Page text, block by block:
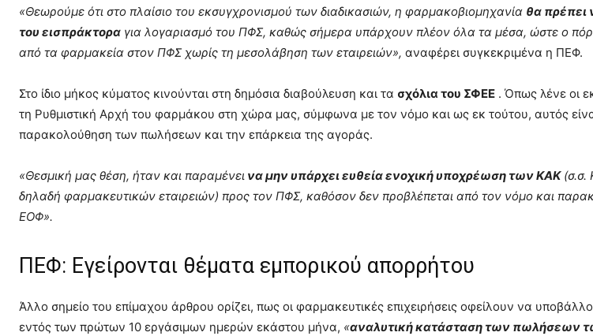
«Θεωρούμε ότι στο πλαίσιο του εκσυγχρονισμού των διαδικασιών, η φαρμακοβιομηχανία θα πρέπει
του εισπράκτορα για λογαριασμό του ΠΦΣ, καθώς σήμερα υπάρχουν πλέον όλα τα μέσα, ώστε ο
από τα φαρμακεία στον ΠΦΣ χωρίς τη μεσολάβηση των εταιρειών», αναφέρει συγκεκριμένα η ΠΕΦ.
Στο ίδιο μήκος κύματος κινούνται στη δημόσια διαβούλευση και τα σχόλια του ΣΦΕΕ . Όπως λένε οι
τη Ρυθμιστική Αρχή του φαρμάκου στη χώρα μας, σύμφωνα με τον νόμο και ως εκ τούτου, αυτός
παρακολούθηση των πωλήσεων και την επάρκεια της αγοράς.
«Θεσμική μας θέση, ήταν και παραμένει να μην υπάρχει ευθεία ενοχική υποχρέωση των ΚΑΚ(σ.σ.
δηλαδή φαρμακευτικών εταιρειών) προς τον ΠΦΣ, καθόσον δεν προβλέπεται από τον νόμο και
ΕΟΦ».
ΠΕΦ: Εγείρονται θέματα εμπορικού απορρήτου
Άλλο σημείο του επίμαχου άρθρου ορίζει, πως οι φαρμακευτικές επιχειρήσεις οφείλουν να
εντός των πρώτων 10 εργάσιμων ημερών εκάστου μήνα, «αναλυτική κατάσταση των πωλήσεων